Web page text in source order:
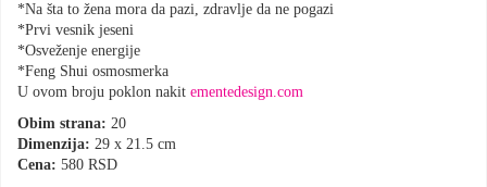
*Na šta to žena mora da pazi, zdravlje da ne pogazi
*Prvi vesnik jeseni
*Osveženje energije
*Feng Shui osmosmerka
U ovom broju poklon nakit ementedesign.com
Obim strana: 20
Dimenzija: 29 x 21.5 cm
Cena: 580 RSD